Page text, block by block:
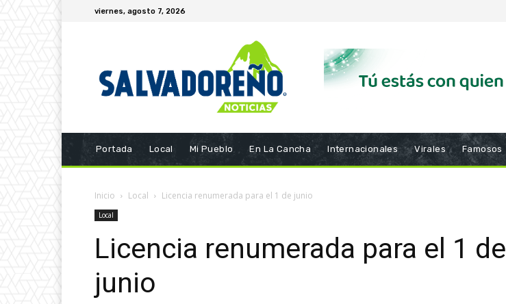
viernes, agosto 7, 2026
Portada Local Mi Pueblo En La Cancha Internacionales Virales Famosos
Inicio Local Licencia renumerada para el 1 de junio
Local
Licencia renumerada para el 1 de
junio